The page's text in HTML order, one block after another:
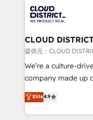
500+ HubSpot
end solutions that
inbound and loop
creativity. Our
Portuguese, and
that drive measurable growth. 🌎
Platform Migration
Year LATAM 2022,
CLOUD
提供元：CLOUD
We’re a culture-
company made up
thinkers. We blend
ideas,
Elite4.9